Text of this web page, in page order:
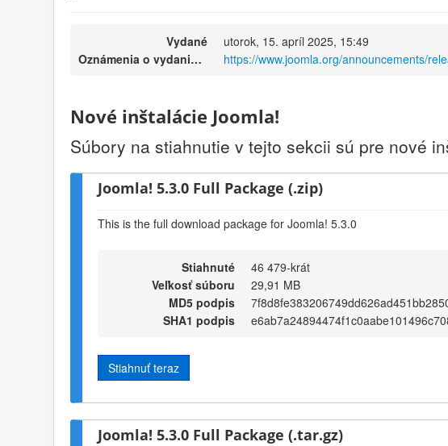
Vydané
utorok, 15. apríl 2025, 15:49
Oznámenia o vydaniach
https://www.joomla.org/announcements/
Nové inštalácie Joomla!
Súbory na stiahnutie v tejto sekcii sú pre nové
Joomla! 5.3.0 Full Package (.zip)
This is the full download package for Joomla! 5.3.0
Stiahnuté
46 479-krát
Veľkosť súboru
29,91 MB
MD5 podpis
SHA1 podpis
Stiahnuť teraz
Joomla! 5.3.0 Full Package (.tar.gz)